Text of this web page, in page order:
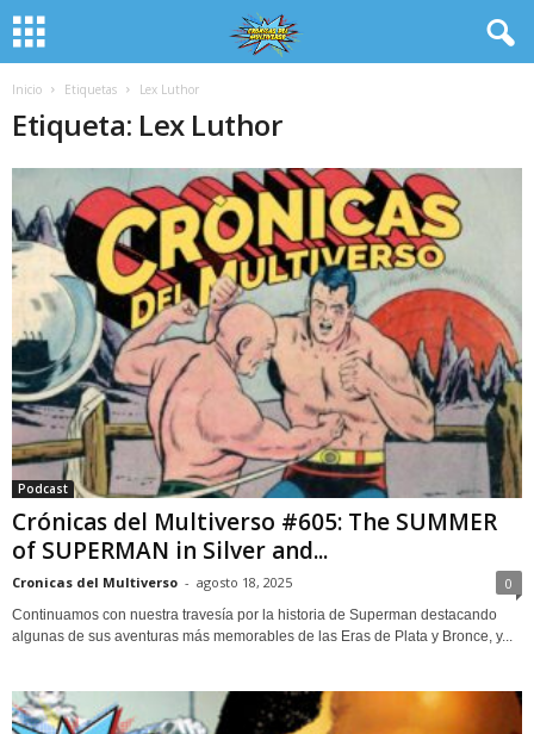
Inicio Etiquetas Lex Luthor
Etiqueta: Lex Luthor
Podcast
Crónicas del Multiverso #605: The SUMMER
of SUPERMAN in Silver and...
Cronicas del Multiverso - agosto 18, 2025 0
Continuamos con nuestra travesía por la historia de Superman destacando
algunas de sus aventuras más memorables de las Eras de Plata y Bronce, y...